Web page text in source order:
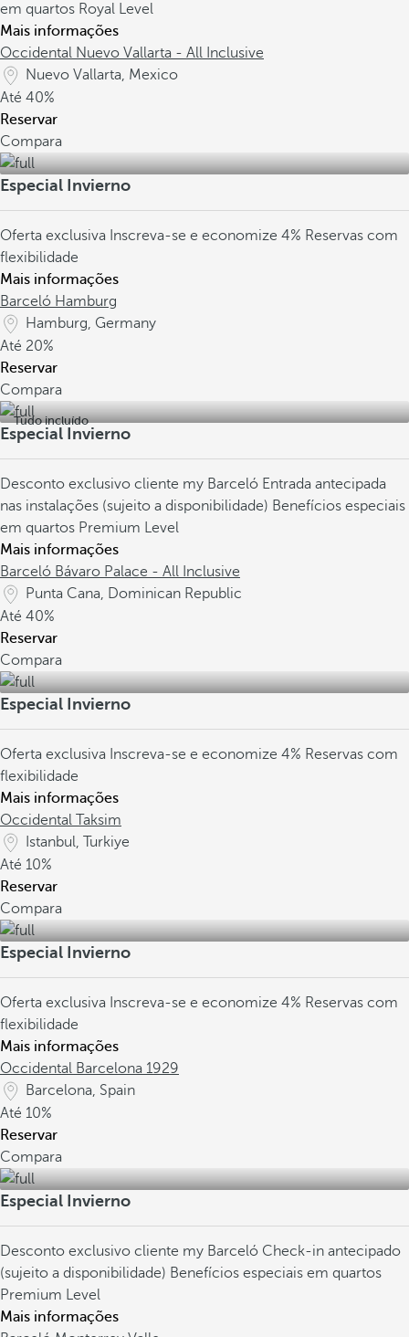
em quartos Royal Level
Mais informações
Occidental Nuevo Vallarta - All Inclusive
Nuevo Vallarta, Mexico
Até 40%
Reservar
Compara
Especial Invierno
Oferta exclusiva Inscreva-se e economize 4% Reservas com
flexibilidade
Mais informações
Barceló Hamburg
Hamburg, Germany
Até 20%
Reservar
Compara
Tudo incluído
Especial Invierno
Desconto exclusivo cliente my Barceló Entrada antecipada
nas instalações (sujeito a disponibilidade) Benefícios especiais
em quartos Premium Level
Mais informações
Barceló Bávaro Palace - All Inclusive
Punta Cana, Dominican Republic
Até 40%
Reservar
Compara
Especial Invierno
Oferta exclusiva Inscreva-se e economize 4% Reservas com
flexibilidade
Mais informações
Occidental Taksim
Istanbul, Turkiye
Até 10%
Reservar
Compara
Especial Invierno
Oferta exclusiva Inscreva-se e economize 4% Reservas com
flexibilidade
Mais informações
Occidental Barcelona 1929
Barcelona, Spain
Até 10%
Reservar
Compara
Especial Invierno
Desconto exclusivo cliente my Barceló Check-in antecipado
(sujeito a disponibilidade) Benefícios especiais em quartos
Premium Level
Mais informações